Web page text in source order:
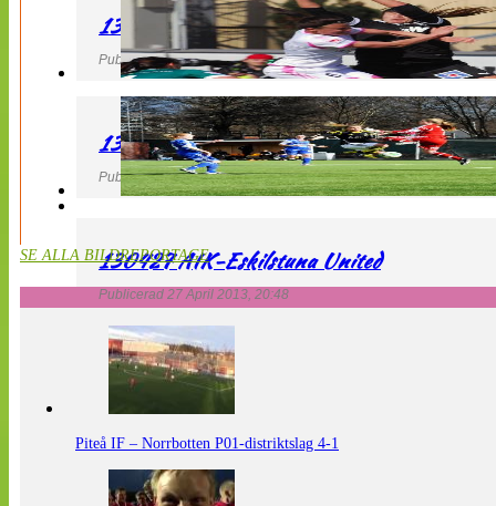
130427 IF Limhamn Bunkeflo – QBIK
Publicerad 27 April 2013, 21:10
130427 LdB FC Malmö – Mallbackens IF
Publicerad 27 April 2013, 20:54
130427 AIK-Eskilstuna United
Publicerad 27 April 2013, 20:48
SE ALLA BILDREPORTAGE
Piteå IF – Norrbotten P01-distriktslag 4-1